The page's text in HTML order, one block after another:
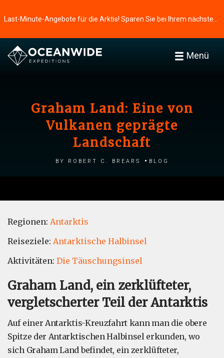
Menü
Graham Land: Eine von
Vulkanen geprägte
Landschaft
by Robert C. Brears Blog
Regionen: Antarktis
Reiseziele: Antarktische Halbinsel
Aktivitäten: Die Täuschungsinsel
Graham Land, ein zerklüfteter,
vergletscherter Teil der Antarktis
Auf einer Antarktis-Kreuzfahrt kann man die obere
Spitze der Antarktischen Halbinsel erkunden, wo
sich Graham Land befindet, ein zerklüfteter,